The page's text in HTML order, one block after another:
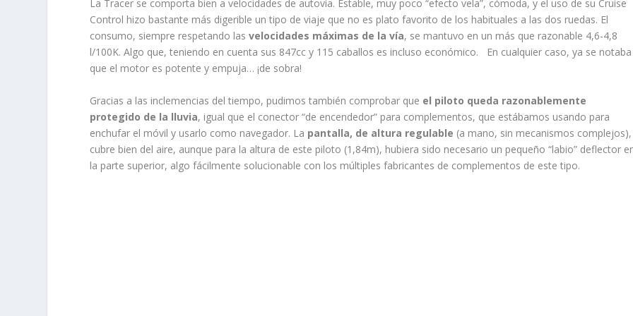
La Tracer se comporta bien a velocidades de autovía. Estable, muy poco “efecto vela”, cómoda, y el uso de su Cruise
Control hizo bastante más digerible un tipo de viaje que no es plato favorito de los habituales a las dos ruedas. El
consumo, siempre respetando lasvelocidades máximas de la vía, se mantuvo en un más que razonable 4,6-4,8
l/100K. Algo que, teniendo en cuenta sus 847cc y 115 caballos es incluso económico. En cualquier caso, ya se notaba
que el motor es potente y empuja… ¡de sobra!
Gracias a las inclemencias del tiempo, pudimos también comprobar que el piloto queda razonablemente
protegido de la lluvia, igual que el conector “de encendedor” para complementos, que estábamos usando para
enchufar el móvil y usarlo como navegador. La pantalla, de altura regulable (a mano, sin mecanismos complejos),
cubre bien del aire, aunque para la altura de este piloto (1,84m), hubiera sido necesario un pequeño “labio” deflector
la parte superior, algo fácilmente solucionable con los múltiples fabricantes de complementos de este tipo.